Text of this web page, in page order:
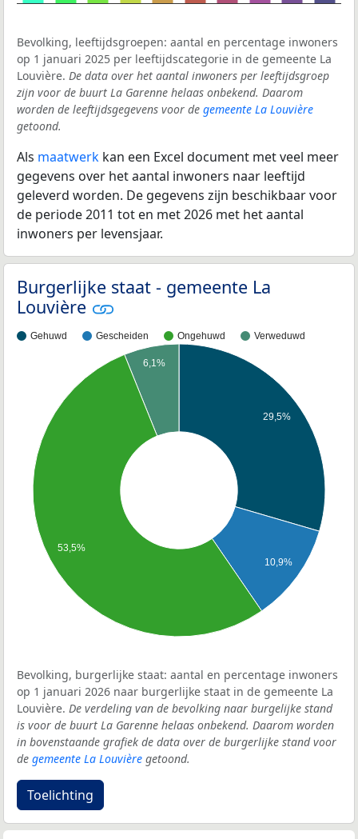
Bevolking, leeftijdsgroepen: aantal en percentage inwoners
op 1 januari 2025 per leeftijdscategorie in de gemeente La
Louvière. De data over het aantal inwoners per leeftijdsgroep
zijn voor de buurt La Garenne helaas onbekend. Daarom
worden de leeftijdsgegevens voor de gemeente La Louvière
getoond.
Als maatwerk kan een Excel document met veel meer
gegevens over het aantal inwoners naar leeftijd
geleverd worden. De gegevens zijn beschikbaar voor
de periode 2011 tot en met 2026 met het aantal
inwoners per levensjaar.
Burgerlijke staat - gemeente La
Louvière
Gehuwd Gescheiden Ongehuwd Verweduwd
29,5%
10,9%
6,1%
53,5%
Bevolking, burgerlijke staat: aantal en percentage inwoners
op 1 januari 2026 naar burgerlijke staat in de gemeente La
Louvière. De verdeling van de bevolking naar burgelijke stand
is voor de buurt La Garenne helaas onbekend. Daarom worden
in bovenstaande grafiek de data over de burgerlijke stand voor
de gemeente La Louvière getoond.
Toelichting